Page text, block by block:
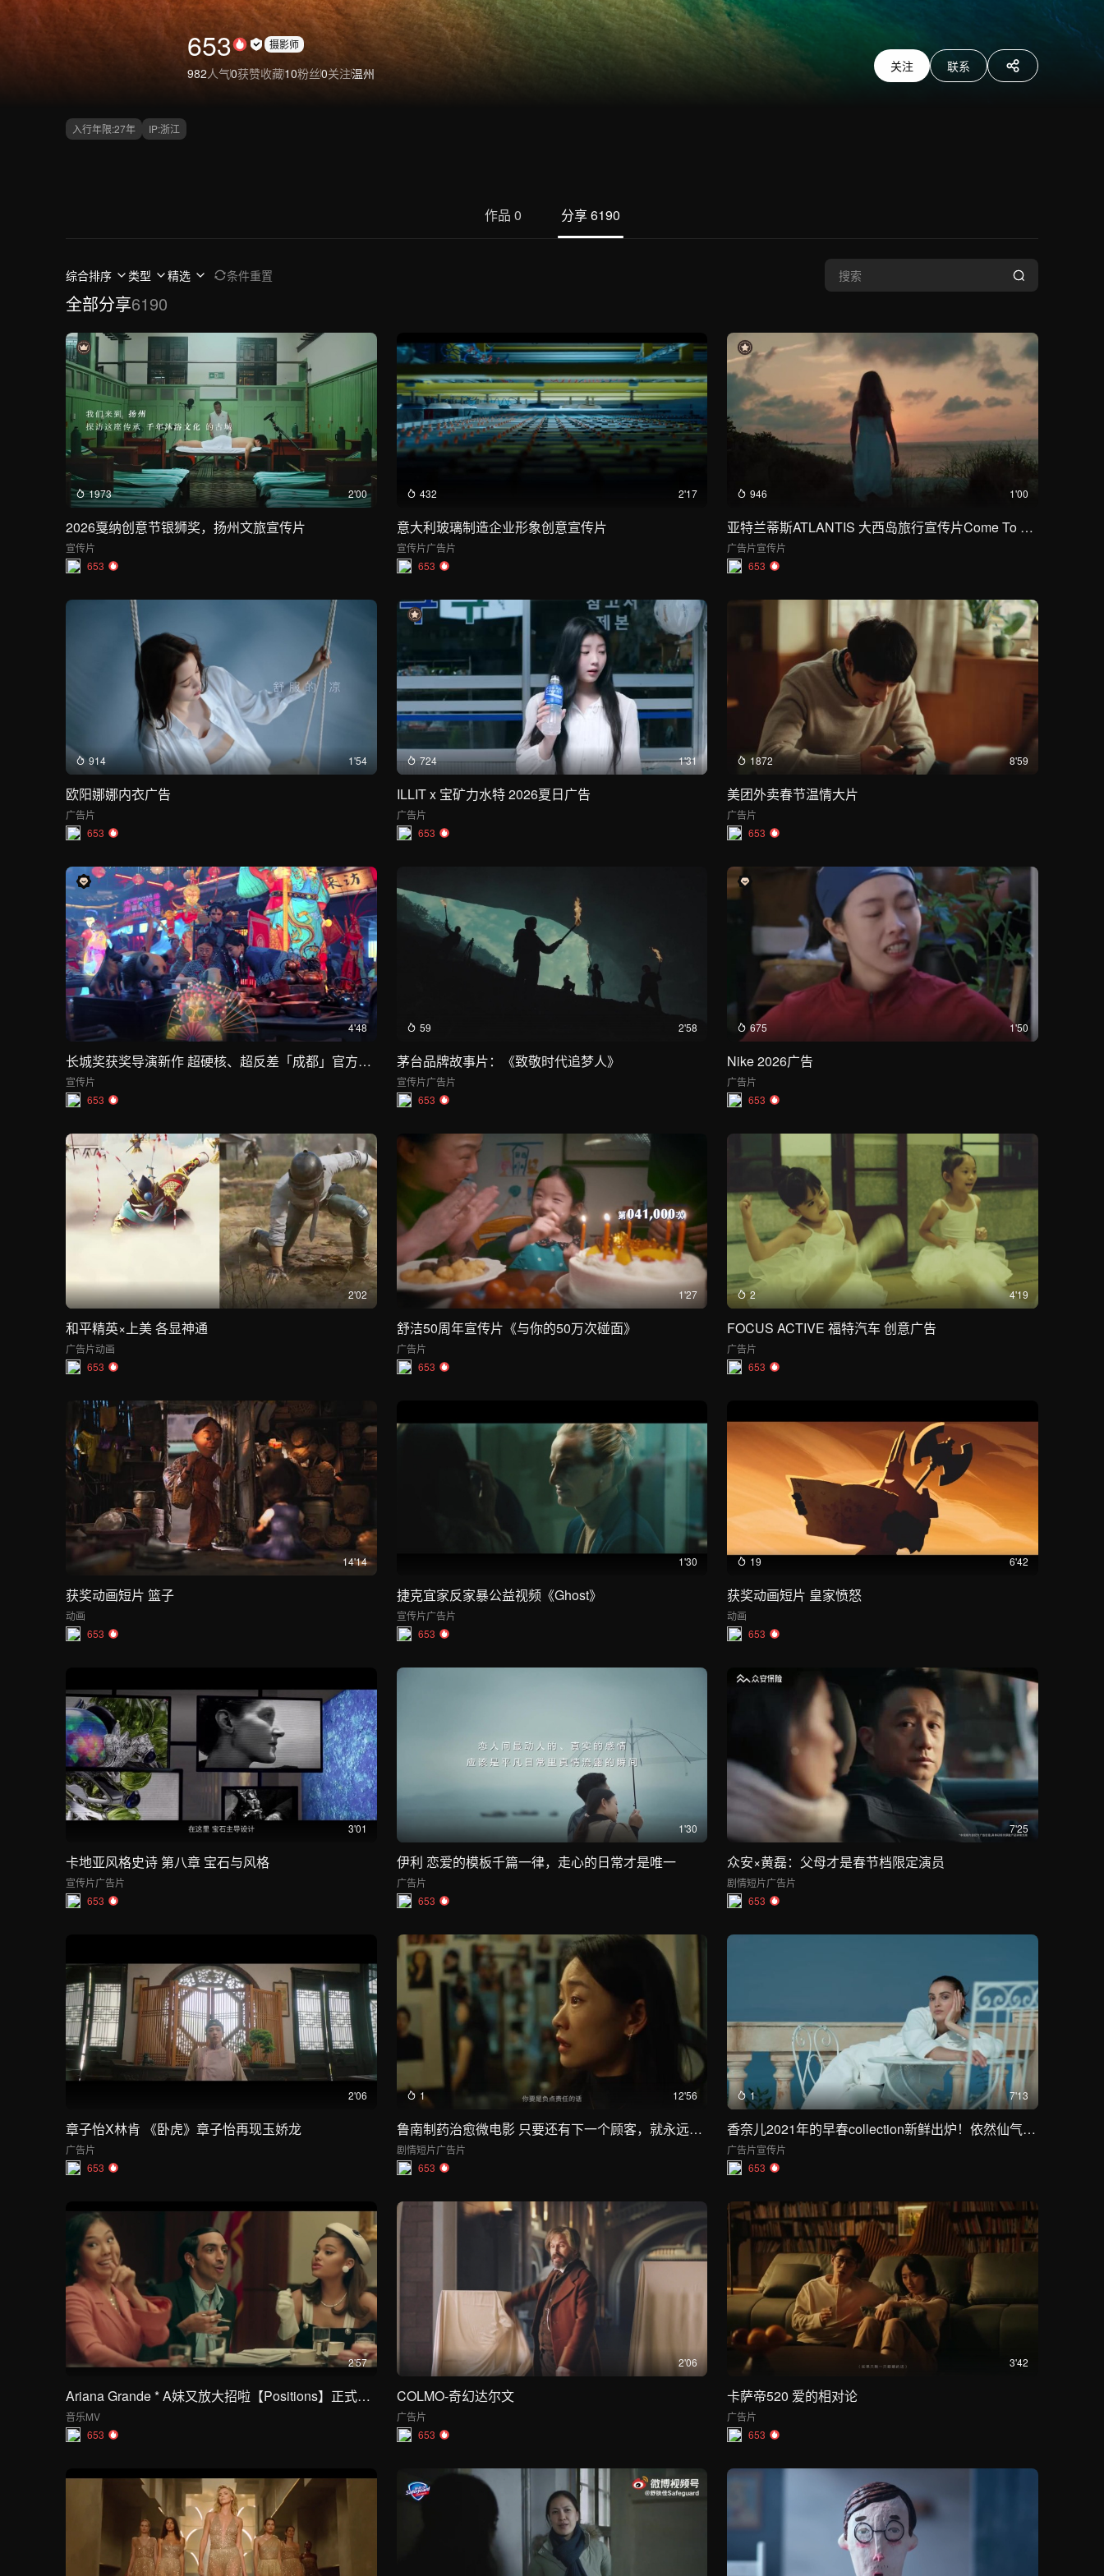
653 摄影师
982人气0获赞收藏10粉丝0关注温州 关注 联系 分享
入行年限:27年 IP:浙江
作品 0 分享6190
综合排序 类型 精选 条件重置
全部分享6190
1973 2'00
2026戛纳创意节银狮奖，扬州文旅宣传片
宣传片
653
432 2'17
意大利玻璃制造企业形象创意宣传片
宣传片广告片
653
946 1'00
亚特兰蒂斯ATLANTIS 大西岛旅行宣传片Come To Life
广告片宣传片
653
914 1'54
欧阳娜娜内衣广告
广告片
653
724 1'31
ILLIT x 宝矿力水特 2026夏日广告
广告片
653
1872 8'59
美团外卖春节温情大片
广告片
653
4'48
长城奖获奖导演新作 超硬核、超反差「成都」官方城市宣传片《问道成都&萝莉椒》
宣传片
653
59 2'58
茅台品牌故事片：《致敬时代追梦人》
宣传片广告片
653
675 1'50
Nike 2026广告
广告片
653
2'02
和平精英×上美 各显神通
广告片动画
653
1'27
舒洁50周年宣传片《与你的50万次碰面》
广告片
653
2 4'19
FOCUS ACTIVE 福特汽车 创意广告
广告片
653
14'14
获奖动画短片 篮子
动画
653
1'30
捷克宜家反家暴公益视频《Ghost》
宣传片广告片
653
19 6'42
获奖动画短片 皇家愤怒
动画
653
3'01
卡地亚风格史诗 第八章 宝石与风格
宣传片广告片
653
1'30
伊利 恋爱的模板千篇一律，走心的日常才是唯一
广告片
653
7'25
众安×黄磊：父母才是春节档限定演员
剧情短片广告片
653
2'06
章子怡X林肯 《卧虎》章子怡再现玉娇龙
广告片
653
1 12'56
鲁南制药治愈微电影 只要还有下一个顾客，就永远不是《最后一位顾客》
剧情短片广告片
653
1 7'13
香奈儿2021年的早春collection新鲜出炉！依然仙气飘飘~
广告片宣传片
653
2'57
Ariana Grande * A妹又放大招啦【Positions】正式MV
音乐MV
653
2'06
COLMO-奇幻达尔文
广告片
653
3'42
卡萨帝520 爱的相对论
广告片
653